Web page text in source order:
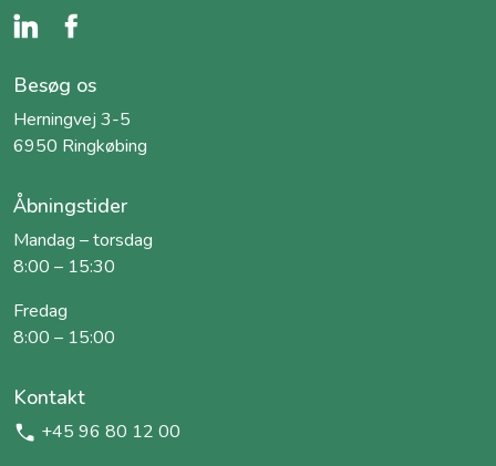
Besøg os
Herningvej 3-5
6950 Ringkøbing
Åbningstider
Mandag – torsdag
8:00 – 15:30
Fredag
8:00 – 15:00
Kontakt
+45 96 80 12 00